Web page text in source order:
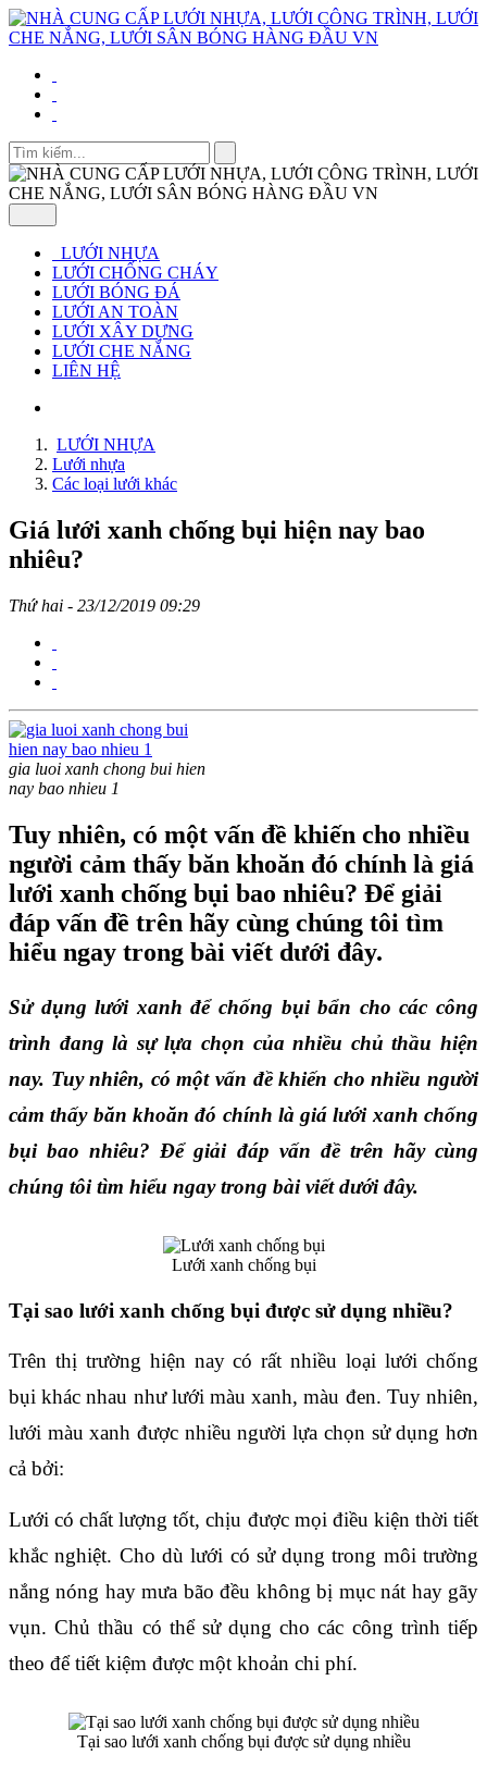
LƯỚI NHỰA
LƯỚI CHỐNG CHÁY
LƯỚI BÓNG ĐÁ
LƯỚI AN TOÀN
LƯỚI XÂY DỰNG
LƯỚI CHE NẮNG
LIÊN HỆ
LƯỚI NHỰA
Lưới nhựa
Các loại lưới khác
Giá lưới xanh chống bụi hiện nay bao
nhiêu?
Thứ hai - 23/12/2019 09:29
gia luoi xanh chong bui hien
nay bao nhieu 1
Tuy nhiên, có một vấn đề khiến cho nhiều
người cảm thấy băn khoăn đó chính là giá
lưới xanh chống bụi bao nhiêu? Để giải
đáp vấn đề trên hãy cùng chúng tôi tìm
hiểu ngay trong bài viết dưới đây.
Sử dụng lưới xanh để chống bụi bẩn cho các công
trình đang là sự lựa chọn của nhiều chủ thầu hiện
nay. Tuy nhiên, có một vấn đề khiến cho nhiều người
cảm thấy băn khoăn đó chính là giá lưới xanh chống
bụi bao nhiêu? Để giải đáp vấn đề trên hãy cùng
chúng tôi tìm hiểu ngay trong bài viết dưới đây.
Lưới xanh chống bụi
Tại sao lưới xanh chống bụi được sử dụng nhiều?
Trên thị trường hiện nay có rất nhiều loại lưới chống
bụi khác nhau như lưới màu xanh, màu đen. Tuy nhiên,
lưới màu xanh được nhiều người lựa chọn sử dụng hơn
cả bởi:
Lưới có chất lượng tốt, chịu được mọi điều kiện thời tiết
khắc nghiệt. Cho dù lưới có sử dụng trong môi trường
nắng nóng hay mưa bão đều không bị mục nát hay gãy
vụn. Chủ thầu có thể sử dụng cho các công trình tiếp
theo để tiết kiệm được một khoản chi phí.
Tại sao lưới xanh chống bụi được sử dụng nhiều